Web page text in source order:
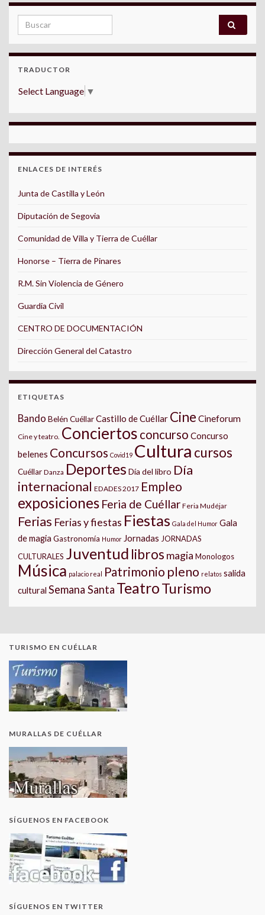
Search for:
TRADUCTOR
Select Language ▼
ENLACES DE INTERÉS
Junta de Castilla y León
Diputación de Segovia
Comunidad de Villa y Tierra de Cuéllar
Honorse – Tierra de Pinares
R.M. Sin Violencia de Género
Guardia Civil
CENTRO DE DOCUMENTACIÓN
Dirección General del Catastro
ETIQUETAS
Bando Belén CuéllarCastillo de Cuéllar Cine Cineforum
Cine y teatro. Conciertos concurso Concurso
belenes Concursos Covid19 Cultura cursos
Cuéllar Danza Deportes Día del libro Día
internacional EDADES 2017 Empleo
exposiciones Feria de Cuéllar Feria Mudéjar
Ferias Ferias y fiestas Fiestas Gala del Humor Gala
de magia Gastronomía Humor Jornadas JORNADAS
CULTURALES Juventud libros magia Monologos
Música palacio real Patrimonio pleno relatos salida
cultural Semana Santa TeatroTurismo
TURISMO EN CUÉLLAR
MURALLAS DE CUÉLLAR
SÍGUENOS EN FACEBOOK
SÍGUENOS EN TWITTER